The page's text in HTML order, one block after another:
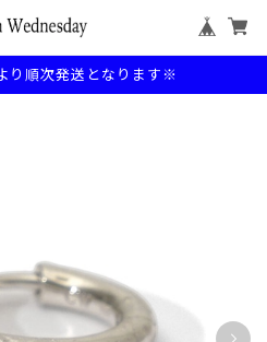
順次発送となります※